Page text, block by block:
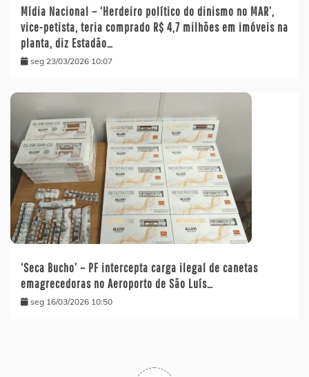
Mídia Nacional – ‘Herdeiro político do dinismo no MAR’,
vice-petista, teria comprado R$ 4,7 milhões em imóveis na
planta, diz Estadão…
seg 23/03/2026 10:07
‘Seca Bucho’ – PF intercepta carga ilegal de canetas
emagrecedoras no Aeroporto de São Luís…
seg 16/03/2026 10:50